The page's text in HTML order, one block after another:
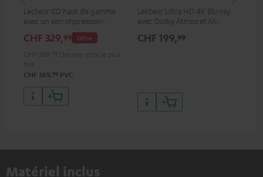
Lecteur CD haut de gamme
avec un son impressionnant
et une finition de qualité
Offre
CHF 329,99
CHF 389, 99 PVC
Lecteur Ultra HD 4K Blu-ray
avec Dolby Atmos et Multi
qualité d’image incroyable et
CHF 199,99
Matériel inclus